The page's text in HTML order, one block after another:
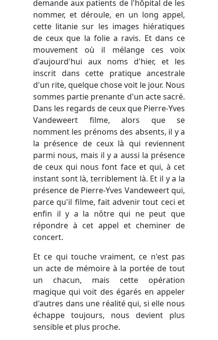
demande aux patients de l'hôpital de les
nommer, et déroule, en un long appel,
cette litanie sur les images hiératiques
de ceux que la folie a ravis. Et dans ce
mouvement où il mélange ces voix
d'aujourd'hui aux noms d'hier, et les
inscrit dans cette pratique ancestrale
d'un rite, quelque chose voit le jour. Nous
sommes partie prenante d'un acte sacré.
Dans les regards de ceux que Pierre-Yves
Vandeweert filme, alors que se
nomment les prénoms des absents, il y a
la présence de ceux là qui reviennent
parmi nous, mais il y a aussi la présence
de ceux qui nous font face et qui, à cet
instant sont là, terriblement là. Et il y a la
présence de Pierre-Yves Vandeweert qui,
parce qu'il filme, fait advenir tout ceci et
enfin il y a la nôtre qui ne peut que
répondre à cet appel et cheminer de
concert.
Et ce qui touche vraiment, ce n'est pas
un acte de mémoire à la portée de tout
un chacun, mais cette opération
magique qui voit des égarés en appeler
d'autres dans une réalité qui, si elle nous
échappe toujours, nous devient plus
sensible et plus proche.